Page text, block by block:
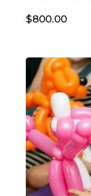
$800.00